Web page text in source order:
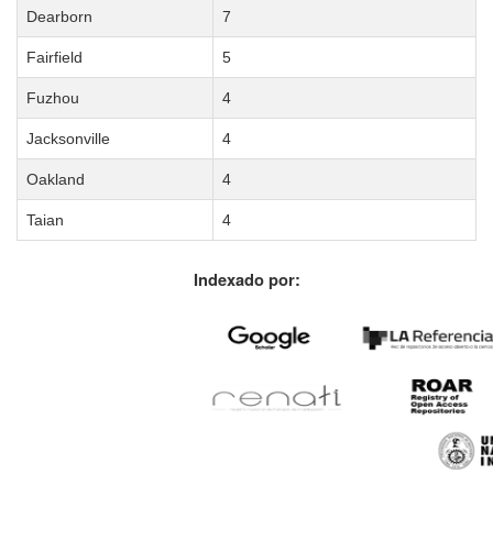
Dearborn 7
Fairfield 5
Fuzhou 4
Jacksonville 4
Oakland 4
Taian 4
Indexado por: